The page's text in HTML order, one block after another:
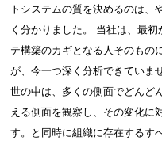
トシステムの質を決めるのは、
く分かりました。 当社は、最
テ構築のカギとなる人そのもの
が、今一つ深く分析できていま
世の中は、多くの側面でどんど
える側面を観察し、その変化に
す。と同時に組織に存在するす